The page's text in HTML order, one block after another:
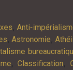
, Anti-
, Astronomie,
,Classification,